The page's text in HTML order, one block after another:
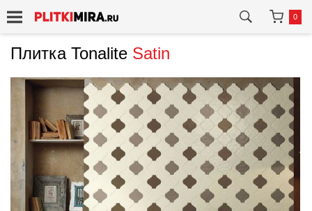
0
Плитка Tonalite Satin